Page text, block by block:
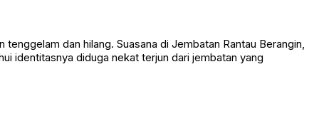
dan hilang. Suasana di Jembatan Rantau Berangin,
identitasnya diduga nekat terjun dari jembatan yang